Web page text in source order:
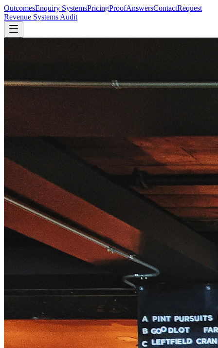
OutcomesEnquiry SystemsPricingProofAnswersContactRequest
Revenue Systems Audit